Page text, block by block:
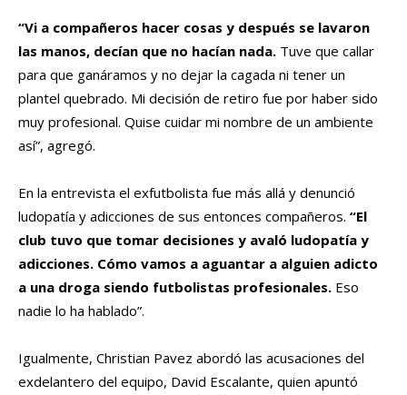
“Vi a compañeros hacer cosas y después se lavaron
las manos, decían que no hacían nada. Tuve que callar
para que ganáramos y no dejar la cagada ni tener un
plantel quebrado. Mi decisión de retiro fue por haber sido
muy profesional. Quise cuidar mi nombre de un ambiente
así”, agregó.
En la entrevista el exfutbolista fue más allá y denunció
ludopatía y adicciones de sus entonces compañeros. “El
club tuvo que tomar decisiones y avaló ludopatía y
adicciones. Cómo vamos a aguantar a alguien adicto
a una droga siendo futbolistas profesionales. Eso
nadie lo ha hablado”.
Igualmente, Christian Pavez abordó las acusaciones del
exdelantero del equipo, David Escalante, quien apuntó